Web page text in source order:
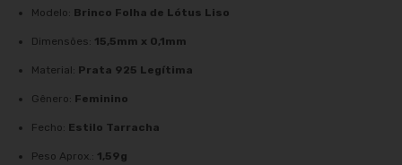
Modelo: Brinco Folha de Lótus Liso
Dimensões: 15,5mm x 0,1mm
Material: Prata 925 Legítima
Gênero: Feminino
Fecho: Estilo Tarracha
Peso Aprox.: 1,59g